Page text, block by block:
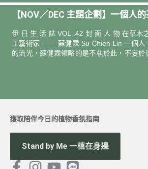
【NOV／DEC 主題企劃】一個人
伊 日 生 活 誌 VOL .42 封 面 人 物 在草木
工藝術家 —— 蘇健霖 Su Chien-Lin 一個人
的流光，蘇健霖領略的是不執於此，不妄於
獲取陪伴今日的植物香氛指南
Stand by Me 一植在身邊